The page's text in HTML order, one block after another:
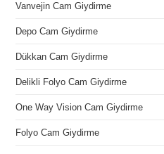
Vanvejin Cam Giydirme
Depo Cam Giydirme
Dükkan Cam Giydirme
Delikli Folyo Cam Giydirme
One Way Vision Cam Giydirme
Folyo Cam Giydirme